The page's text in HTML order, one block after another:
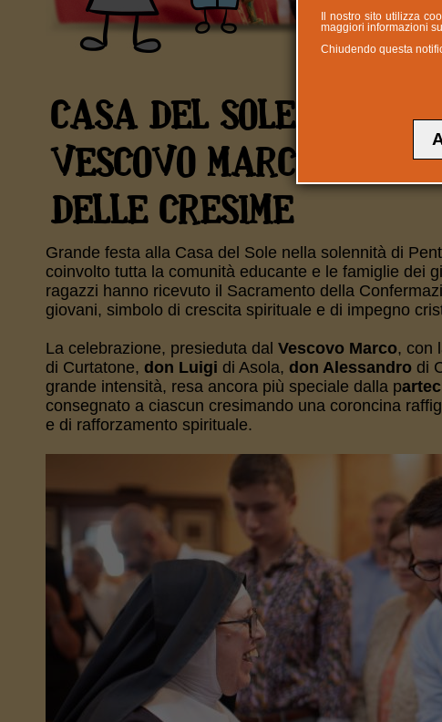
CASA DEL SOLE CANTA
VESCOVO MARCO HA
DELLE CRESIME
Grande festa alla Casa del Sole nella solennità di
coinvolto tutta la comunità educante e le famiglie dei
ragazzi hanno ricevuto il Sacramento della
giovani, simbolo di crescita spirituale e di impegno
La celebrazione, presieduta dal Vescovo Marco, con
di Curtatone, don Luigi di Asola, don Alessandrodi
grande intensità, resa ancora più speciale dalla p
consegnato a ciascun cresimando una coroncina
e di rafforzamento spirituale.
Il nostro sito utilizza
maggiori informazioni
Chiudendo questa